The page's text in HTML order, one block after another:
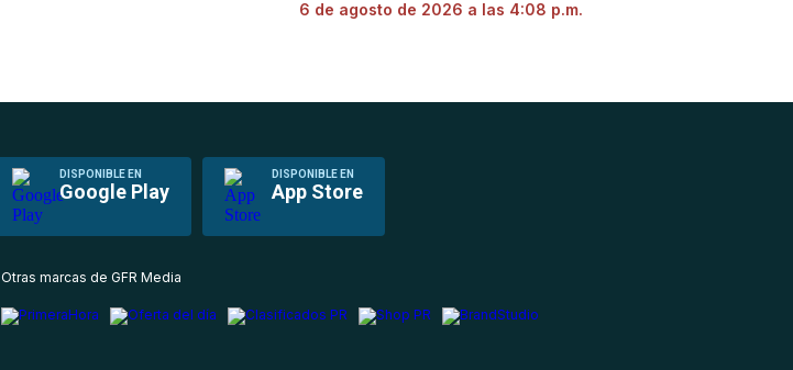
6 de agosto de 2026 a las 4:08 p.m.
DISPONIBLE EN
Google Play
DISPONIBLE EN
App Store
Otras marcas de GFR Media